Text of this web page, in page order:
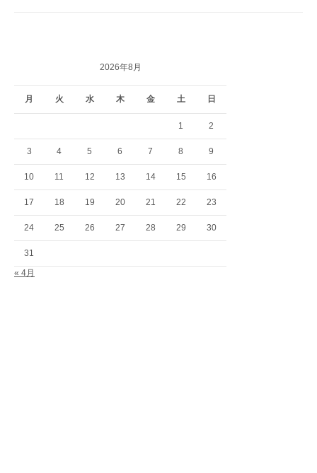
2026年8月
月 火 水 木 金 土 日
1 2
3 4 5 6 7 8 9
10 11 12 13 14 15 16
17 18 19 20 21 22 23
24 25 26 27 28 29 30
31
« 4月